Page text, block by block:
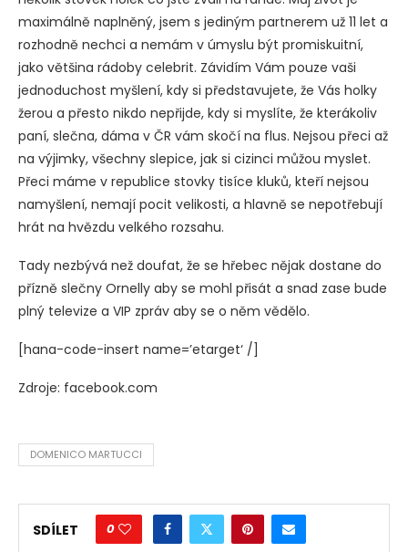
maximálně naplněný, jsem s jediným partnerem už 11 let a
rozhodně nechci a nemám v úmyslu být promiskuitní,
jako většina rádoby celebrit. Závidím Vám pouze vaši
jednoduchost myšlení, kdy si představujete, že Vás holky
žerou a přesto nikdo nepřijde, kdy si myslíte, že kterákoliv
paní, slečna, dáma v ČR vám skočí na flus. Nejsou přeci až
na výjimky, všechny slepice, jak si cizinci můžou myslet.
Přeci máme v republice stovky tisíce kluků, kteří nejsou
namyšlení, nemají pocit velikosti, a hlavně se nepotřebují
hrát na hvězdu velkého rozsahu.
Tady nezbývá než doufat, že se hřebec nějak dostane do
přízně slečny Ornelly aby se mohl přisát a snad zase bude
plný televize a VIP zpráv aby se o něm vědělo.
[hana-code-insert name=’etarget‘ /]
Zdroje: facebook.com
DOMENICO MARTUCCI
SDÍLET 0